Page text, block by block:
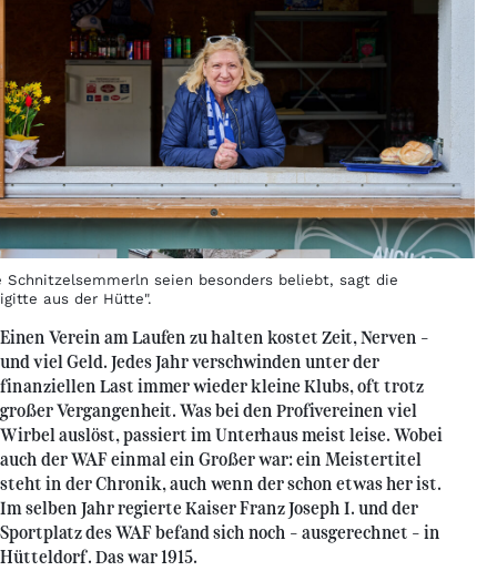
Schnitzelsemmerln seien besonders beliebt, sagt die
aus der Hütte".
Einen Verein am Laufen zu halten kostet Zeit, Nerven –
und viel Geld. Jedes Jahr verschwinden unter der
finanziellen Last immer wieder kleine Klubs, oft trotz
großer Vergangenheit. Was bei den Profivereinen viel
Wirbel auslöst, passiert im Unterhaus meist leise. Wobei
auch der WAF einmal ein Großer war: ein Meistertitel
steht in der Chronik, auch wenn der schon etwas her ist.
Im selben Jahr regierte Kaiser Franz Joseph I. und der
Sportplatz des WAF befand sich noch – ausgerechnet – in
Hütteldorf. Das war 1915.